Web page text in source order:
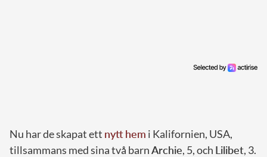
Nu har de skapat ett nytt hem i Kalifornien, USA,
tillsammans med sina två barnArchie, 5, och Lilibet, 3.